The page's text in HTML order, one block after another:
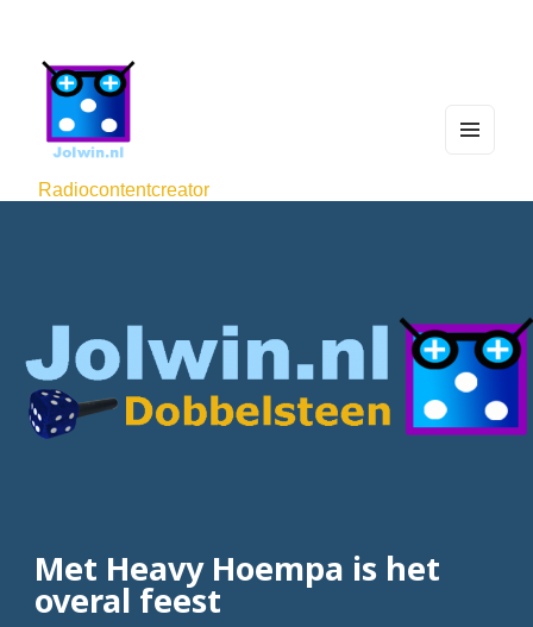
Radiocontentcreator
WIDG
Met Heavy Hoempa is het
overal feest